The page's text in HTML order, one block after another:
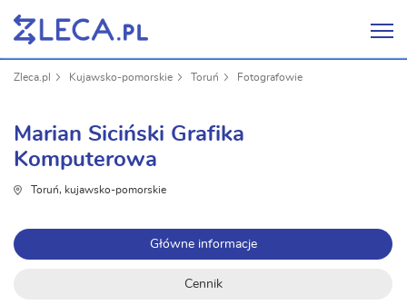
Zleca.pl Kujawsko-pomorskie Toruń Fotografowie
Marian Siciński Grafika
Komputerowa
Toruń, kujawsko-pomorskie
Główne informacje
Cennik